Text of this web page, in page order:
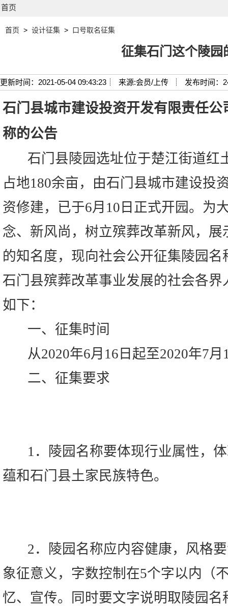
首页
首页 > 设计征集 > 口号取名征集
征集石门这个陵
更新时间：2021-05-04 09:43:23┊ 来源:会员/上传 ┊ 发布时间：
石门县城市建设投资开发有限责任公
称的公告
石门县陵园选址位于楚江街道红
占地180余亩，由石门县城市建设投
资修建，已于6月10日正式开园。为
念、新风尚，树立殡葬改革新风，
的知名度，现向社会公开征集陵园
石门县殡葬改革事业发展的社会各
如下：
一、征集时间
从2020年6月16日起至2020年7月
二、征集要求
1．陵园名称要体现行业属性，体
蕴和石门县土家民族特色。
2．陵园名称应内容健康，风格要
象征意义，字数控制在5个字以内（
忆、宣传。同时要文字说明取陵园名